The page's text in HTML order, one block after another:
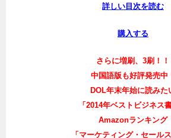
詳しい目次を読む
購入する
さらに増刷、3刷！！
中国語版も好評発売中
DOL年末年始に読みた
「2014年ベストビジネス
Amazonランキング
「マーケティング・セール